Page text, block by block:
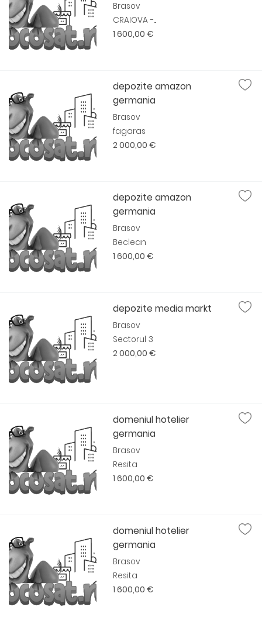
Brasov
CRAIOVA -...
1 600,00 €
depozite amazon
germania
Brasov
fagaras
2 000,00 €
depozite amazon
germania
Brasov
Beclean
1 600,00 €
depozite media markt
Brasov
Sectorul 3
2 000,00 €
domeniul hotelier
germania
Brasov
Resita
1 600,00 €
domeniul hotelier
germania
Brasov
Resita
1 600,00 €